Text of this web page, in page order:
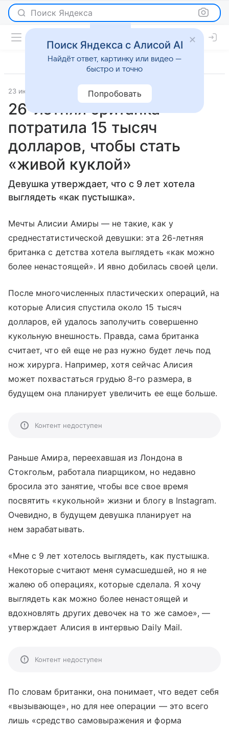
Поиск Яндекса
23 июня 2016
26-летняя британка
потратила 15 тысяч
долларов, чтобы стать
«живой куклой»
Девушка утверждает, что с 9 лет хотела
выглядеть «как пустышка».
Мечты Алисии Амиры — не такие, как у
среднестатистической девушки: эта 26-летняя
британка с детства хотела выглядеть «как можно
более ненастоящей». И явно добилась своей цели.
После многочисленных пластических операций, на
которые Алисия спустила около 15 тысяч
долларов, ей удалось заполучить совершенно
кукольную внешность. Правда, сама британка
считает, что ей еще не раз нужно будет лечь под
нож хирурга. Например, хотя сейчас Алисия
может похвастаться грудью 8-го размера, в
будущем она планирует увеличить ее еще больше.
Контент недоступен
Раньше Амира, переехавшая из Лондона в
Стокгольм, работала пиарщиком, но недавно
бросила это занятие, чтобы все свое время
посвятить «кукольной» жизни и блогу в Instagram.
Очевидно, в будущем девушка планирует на
нем зарабатывать.
«Мне с 9 лет хотелось выглядеть, как пустышка.
Некоторые считают меня сумасшедшей, но я не
жалею об операциях, которые сделала. Я хочу
выглядеть как можно более ненастоящей и
вдохновлять других девочек на то же самое», —
утверждает Алисия в интервью Daily Mail.
Контент недоступен
По словам британки, она понимает, что ведет себя
«вызывающе», но для нее операции — это всего
лишь «средство самовыражения и форма
Поиск Яндекса с Алисой AI
Найдёт ответ, картинку или видео —
быстро и точно
Попробовать